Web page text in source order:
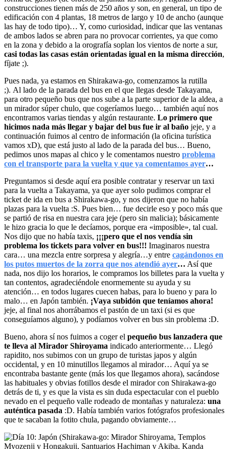
construcciones tienen más de 250 años y son, en general, un tipo de
edificación con 4 plantas, 18 metros de largo y 10 de ancho (aunque
las hay de todo tipo)… Y, como curiosidad, indicar que las ventanas
de ambos lados se abren para no provocar corrientes, ya que como
en la zona y debido a la orografía soplan los vientos de norte a sur,
casi todas las casas están orientadas igual en la misma dirección,
fíjate ;).
Pues nada, ya estamos en Shirakawa-go, comenzamos la rutilla
;). Al lado de la parada del bus en el que llegas desde Takayama,
para otro pequeño bus que nos sube a la parte superior de la aldea, a
un mirador súper chulo, que cogeríamos luego… también aquí nos
encontramos varias tiendas y algún restaurante. Lo primero que
hicimos nada más llegar y bajar del bus fue ir al baño jeje, y a
continuación fuimos al centro de información (la oficina turística
vamos xD), que está justo al lado de la parada del bus… Bueno,
pedimos unos mapas al chico y le comentamos nuestro problema
con el transporte para la vuelta y que ya comentamos ayer…
Preguntamos si desde aquí era posible contratar y reservar un taxi
para la vuelta a Takayama, ya que ayer solo pudimos comprar el
ticket de ida en bus a Shirakawa-go, y nos dijeron que no había
plazas para la vuelta :S. Pues bien… fue decirle eso y poco más que
se partió de risa en nuestra cara jeje (pero sin malicia); básicamente
le hizo gracia lo que le decíamos, porque era «imposible», tal cual.
Nos dijo que no había taxis, ¡¡¡pero que el nos vendía sin
problema los tickets para volver en bus!!! Imaginaros nuestra
cara… una mezcla entre sorpresa y alegría…y entre cagándonos en
los putos muertos de la zorra que nos atendió ayer… Así que
nada, nos dijo los horarios, le compramos los billetes para la vuelta y
tan contentos, agradeciéndole enormemente su ayuda y su
atención… en todos lugares cuecen habas, para lo bueno y para lo
malo… en Japón también. ¡Vaya subidón que teníamos ahora!
jeje, al final nos ahorrábamos el pastón de un taxi (si es que
conseguíamos alguno), y podíamos volver en bus sin problema :D.
Bueno, ahora sí nos fuimos a coger el pequeño bus lanzadera que
te lleva al Mirador Shiroyama indicado anteriormente… Llegó
rapidito, nos subimos con un grupo de turistas japos y algún
occidental, y en 10 minutillos llegamos al mirador… Aquí ya se
encontraba bastante gente (más los que llegamos ahora), sacándose
las habituales y obvias fotillos desde el mirador con Shirakawa-go
detrás de ti, y es que la vista es sin duda espectacular con el pueblo
nevado en el pequeño valle rodeado de montañas y naturaleza: una
auténtica pasada :D. Había también varios fotógrafos profesionales
que te sacaban la fotito chula, pagando obviamente…